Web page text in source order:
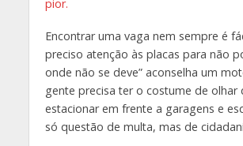
Encontrar uma vaga nem sempre é
preciso atenção às placas para não
onde não se deve” aconselha um
gente precisa ter o costume de olhar
estacionar em frente a garagens e
só questão de multa, mas de